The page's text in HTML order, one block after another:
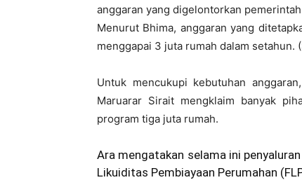
anggaran yang digelontorkan
Menurut Bhima, anggaran yang
menggapai 3 juta rumah dalam setahun.
Untuk mencukupi kebutuhan
Maruarar Sirait mengklaim banyak
program tiga juta rumah.
Ara mengatakan selama ini
Likuiditas Pembiayaan Perumahan